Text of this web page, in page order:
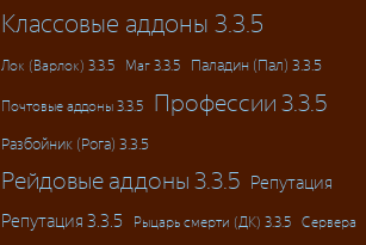
Классовые аддоны 3.3.5
Лок (Варлок) 3.3.5 Маг 3.3.5 Паладин (Пал) 3.3.5
Почтовые аддоны 3.3.5 Профессии 3.3.5
Разбойник (Рога) 3.3.5
Рейдовые аддоны 3.3.5 Репутация
Репутация 3.3.5
Рыцарь смерти (ДК) 3.3.5 Сервера